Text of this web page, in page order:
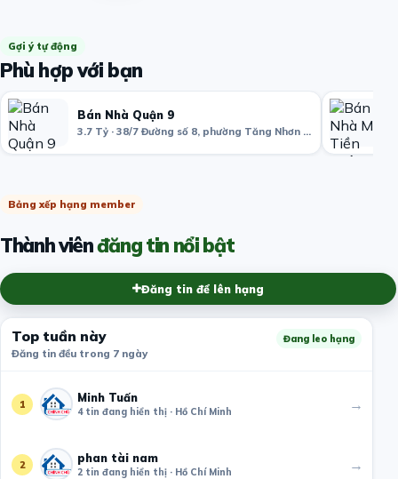
Gợi ý tự động
Phù hợp với bạn
Bán Nhà Quận 9
3.7 Tỷ · 38/7 Đường số 8, phường Tăng Nhơn Phú B, Quận 9, Hồ Chí Minh, Việt Nam
Bảng xếp hạng member
Thành viênđăng tin nổi bật
Đăng tin để lên hạng
Top tuần này
Đăng tin đều trong 7 ngày
Đang leo hạng
1 Minh Tuấn
4 tin đang hiển thị · Hồ Chí Minh →
2 phan tài nam
2 tin đang hiển thị · Hồ Chí Minh →